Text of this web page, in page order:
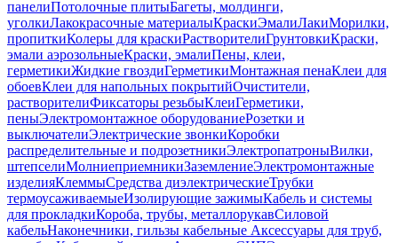
панелиПотолочные плитыБагеты, молдинги,
уголкиЛакокрасочные материалыКраскиЭмалиЛакиМорилки,
пропиткиКолеры для краскиРастворителиГрунтовкиКраски,
эмали аэрозольныеКраски, эмалиПены, клеи,
герметикиЖидкие гвоздиГерметикиМонтажная пенаКлеи для
обоевКлеи для напольных покрытийОчистители,
растворителиФиксаторы резьбыКлеиГерметики,
пеныЭлектромонтажное оборудованиеРозетки и
выключателиЭлектрические звонкиКоробки
распределительные и подрозетникиЭлектропатроныВилки,
штепселиМолниеприемникиЗаземлениеЭлектромонтажные
изделияКлеммыСредства диэлектрическиеТрубки
термоусаживаемыеИзолирующие зажимыКабель и системы
для прокладкиКороба, трубы, металлорукавСиловой
кабельНаконечники, гильзы кабельные Аксессуары для труб,